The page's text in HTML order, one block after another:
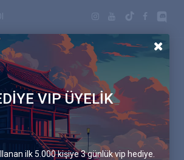
VIP ÜYELİK
ilk 5.000 kişiye 3 günlük vip hediye.